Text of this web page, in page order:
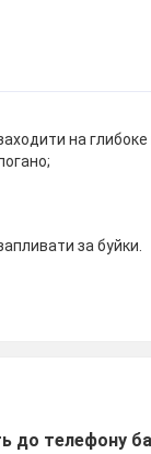
на
за буйки.
до телефону